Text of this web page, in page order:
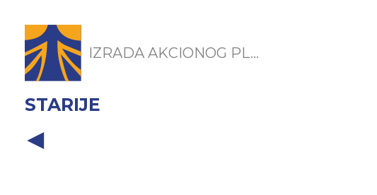
IZRADA AKCIONOG PL...
STARIJE